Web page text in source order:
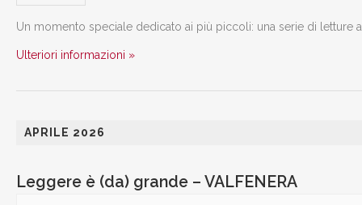
Un momento speciale dedicato ai più piccoli: una serie di letture
Ulteriori informazioni »
APRILE 2026
Leggere è (da) grande – VALFENERA